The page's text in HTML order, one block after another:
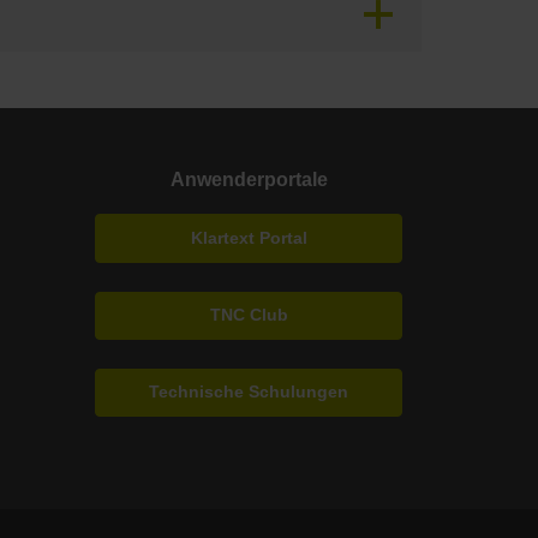
Anwenderportale
Klartext Portal
TNC Club
Technische Schulungen